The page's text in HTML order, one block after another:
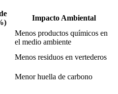
Impacto Ambiental
Menos productos químicos en
el medio ambiente
Menos residuos en vertederos
Menor huella de carbono